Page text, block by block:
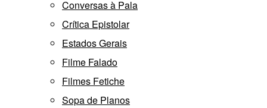
Conversas à Pala
Crítica Epistolar
Estados Gerais
Filme Falado
Filmes Fetiche
Sopa de Planos